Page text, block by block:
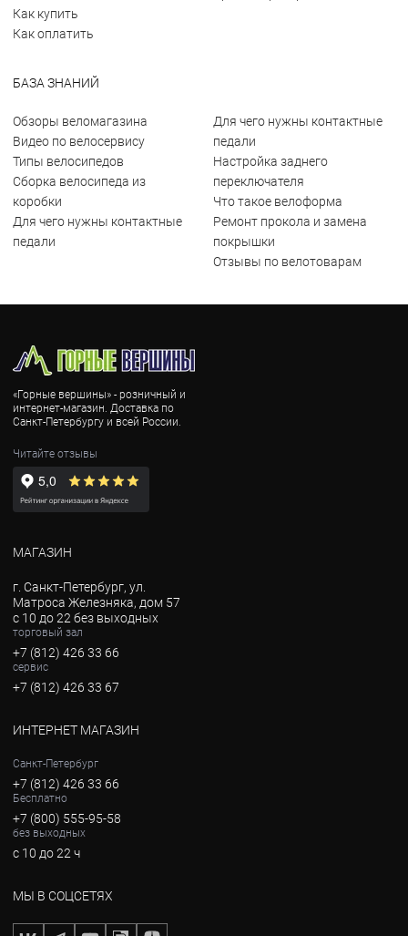
Как купить
Как оплатить
БАЗА ЗНАНИЙ
Обзоры веломагазина
Видео по велосервису
Типы велосипедов
Сборка велосипеда из
коробки
Для чего нужны контактные
педали
Для чего нужны контактные
педали
Настройка заднего
переключателя
Что такое велоформа
Ремонт прокола и замена
покрышки
Отзывы по велотоварам
«Горные вершины» - розничный и
интернет-магазин. Доставка по
Санкт-Петербургу и всей России.
Читайте отзывы
МАГАЗИН
г. Санкт-Петербург, ул.
Матроса Железняка, дом 57
с 10 до 22 без выходных
торговый зал
+7 (812) 426 33 66
сервис
+7 (812) 426 33 67
ИНТЕРНЕТ МАГАЗИН
Санкт-Петербург
+7 (812) 426 33 66
Бесплатно
+7 (800) 555-95-58
без выходных
с 10 до 22 ч
МЫ В СОЦСЕТЯХ